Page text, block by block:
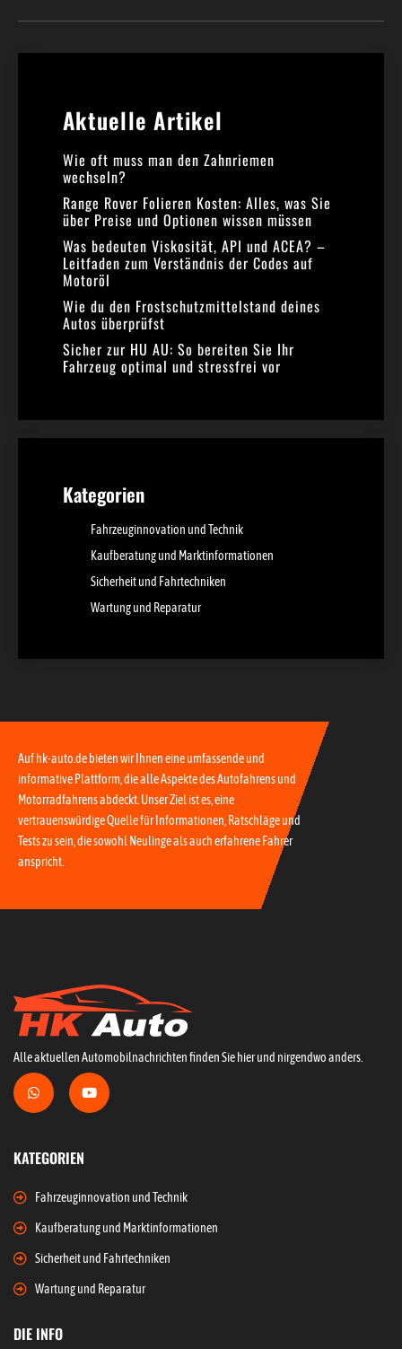
Aktuelle Artikel​
Wie oft muss man den Zahnriemen
wechseln?
Range Rover Folieren Kosten: Alles, was Sie
über Preise und Optionen wissen müssen
Was bedeuten Viskosität, API und ACEA? –
Leitfaden zum Verständnis der Codes auf
Motoröl
Wie du den Frostschutzmittelstand deines
Autos überprüfst
Sicher zur HU AU: So bereiten Sie Ihr
Fahrzeug optimal und stressfrei vor
Kategorien
Fahrzeuginnovation und Technik
Kaufberatung und Marktinformationen
Sicherheit und Fahrtechniken
Wartung und Reparatur
Auf hk-auto.de bieten wir Ihnen eine umfassende und
informative Plattform, die alle Aspekte des Autofahrens und
Motorradfahrens abdeckt. Unser Ziel ist es, eine
vertrauenswürdige Quelle für Informationen, Ratschläge und
Tests zu sein, die sowohl Neulinge als auch erfahrene Fahrer
anspricht.
Alle aktuellen Automobilnachrichten finden Sie hier und nirgendwo anders.
KATEGORIEN
Fahrzeuginnovation und Technik
Kaufberatung und Marktinformationen
Sicherheit und Fahrtechniken
Wartung und Reparatur
DIE INFO